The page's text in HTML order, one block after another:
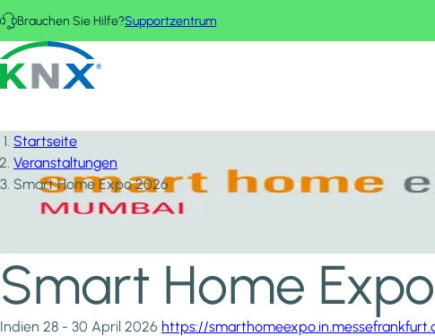
Direkt zum Inhalt
Brauchen Sie Hilfe?Supportzentrum
KNX - Homepage
Startseite
Veranstaltungen
Smart Home Expo 2026
Smart Home
Indien 28 - 30 April 2026 https://